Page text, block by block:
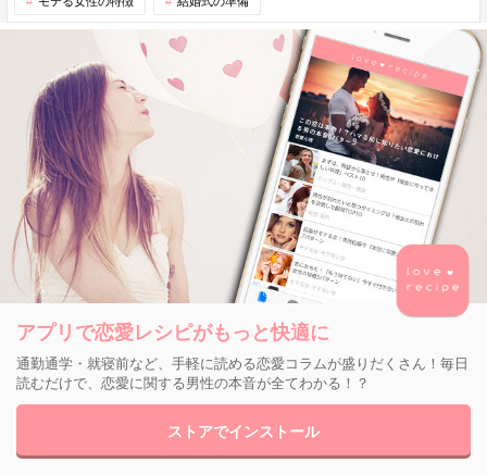
アプリで恋愛レシピがもっと快適に
通勤通学・就寝前など、手軽に読める恋愛コラムが盛りだくさん！毎日
読むだけで、恋愛に関する男性の本音が全てわかる！？
ストアでインストール